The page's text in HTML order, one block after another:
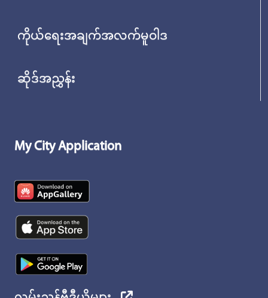
ကိုယ်ရေးအချက်အလက်မူဝါဒ
ဆိုဒ်အညွှန်း
My City Application